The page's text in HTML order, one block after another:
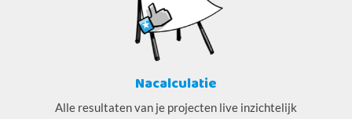
Nacalculatie
Alle resultaten van je projecten live inzichtelijk